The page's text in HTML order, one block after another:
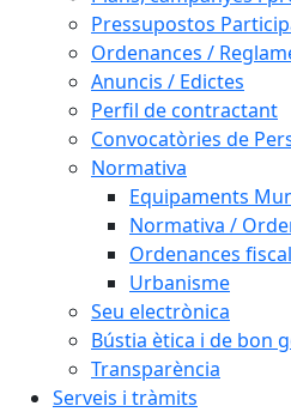
Pressupostos
Ordenances /
Anuncis / Edictes
Perfil de contractant
Convocatòries de
Normativa
Equipaments
Normativa /
Ordenances
Urbanisme
Seu electrònica
Bústia ètica i de bon
Transparència
Serveis i tràmits